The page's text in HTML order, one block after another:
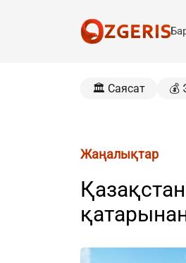
🏛️ Саясат 💰
Жаңалықтар